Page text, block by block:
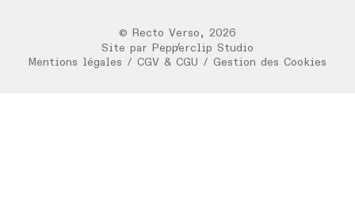
© Recto Verso , 2026
/
Site par
Pepperclip Studio
Mentions légales / CGV & CGU / Gestion des Cookies